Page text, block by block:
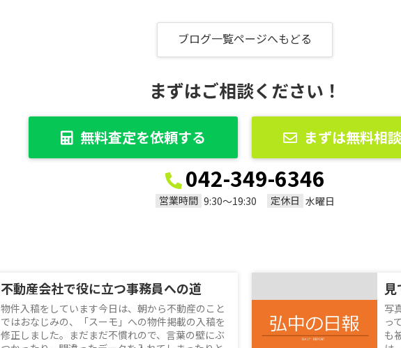
ブログ一覧ページへもどる
まずはご相談ください！
無料査定を依頼する まずは無料相
042-349-6346
営業時間 9:30〜19:30 定休日 水曜日
不動産会社で役に立つ事務員への道
物件入稿をしています今日は、朝から不動産のこと
ではおなじみの、「スーモ」への物件掲載の入稿を
修正しました。まだまだ不慣れので、言葉の壁にぶ
写
っ
も